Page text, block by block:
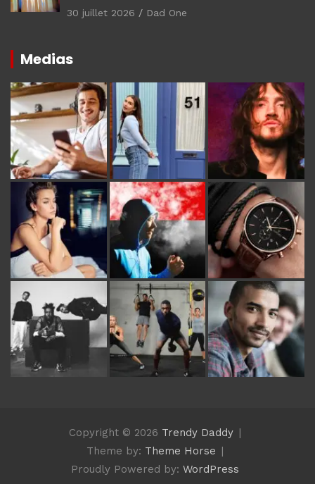
30 juillet 2026 Dad One
Medias
Copyright © 2026 Trendy Daddy
Theme by: Theme Horse
Proudly Powered by: WordPress